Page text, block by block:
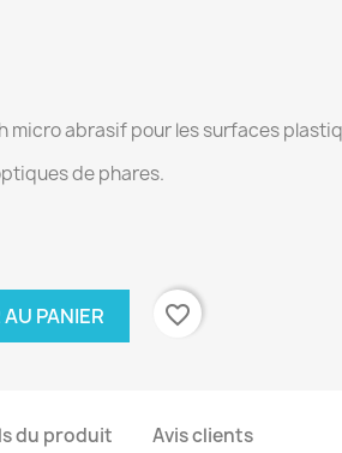
micro abrasif pour les surfaces
de phares.
PANIER favorite_border
du produit Avis clients